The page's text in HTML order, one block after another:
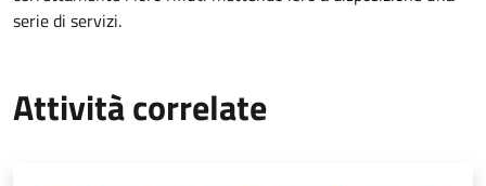
serie di servizi.
Attività correlate